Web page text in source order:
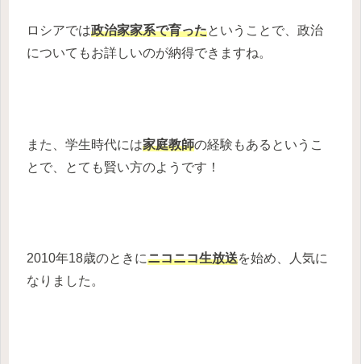
ロシアでは政治家家系で育ったということで、政治
についてもお詳しいのが納得できますね。
また、学生時代には家庭教師の経験もあるというこ
とで、とても賢い方のようです！
2010年18歳のときにニコニコ生放送を始め、人気に
なりました。